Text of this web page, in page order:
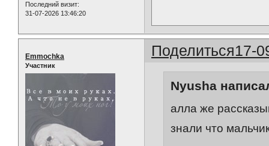
Последний визит:
31-07-2026 13:46:20
Поделиться17-
Emmochka
Участник
Nyusha
алла же
знали что